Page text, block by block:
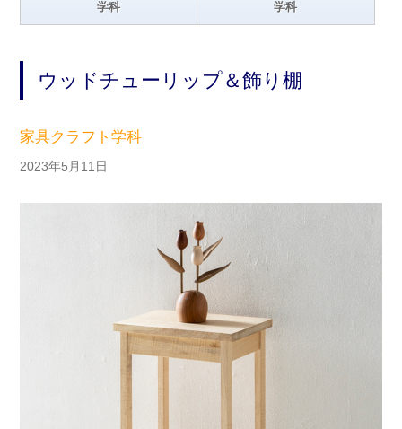
学科
学科
ウッドチューリップ＆飾り棚
家具クラフト学科
2023年5月11日